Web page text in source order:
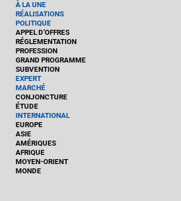
À LA UNE
RÉALISATIONS
POLITIQUE
APPEL D’OFFRES
RÉGLEMENTATION
PROFESSION
GRAND PROGRAMME
SUBVENTION
EXPERT
MARCHÉ
CONJONCTURE
ÉTUDE
INTERNATIONAL
EUROPE
ASIE
AMÉRIQUES
AFRIQUE
MOYEN-ORIENT
MONDE